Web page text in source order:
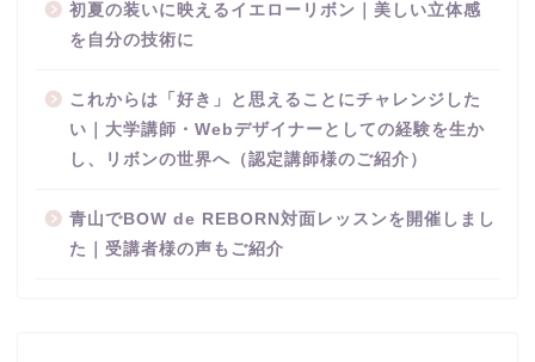
初夏の装いに映えるイエローリボン｜美しい立体感
を自分の技術に
これからは「好き」と思えることにチャレンジした
い｜大学講師・Webデザイナーとしての経験を生か
し、リボンの世界へ（認定講師様のご紹介）
青山でBOW de REBORN対面レッスンを開催しまし
た｜受講者様の声もご紹介